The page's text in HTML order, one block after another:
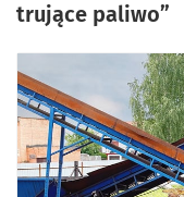
trujące paliwo”